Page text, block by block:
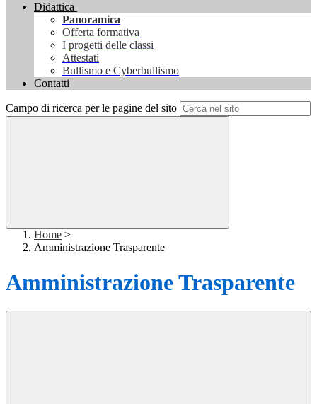
Didattica
Panoramica
Offerta formativa
I progetti delle classi
Attestati
Bullismo e Cyberbullismo
Contatti
Campo di ricerca per le pagine del sito
Home >
Amministrazione Trasparente
Amministrazione Trasparente